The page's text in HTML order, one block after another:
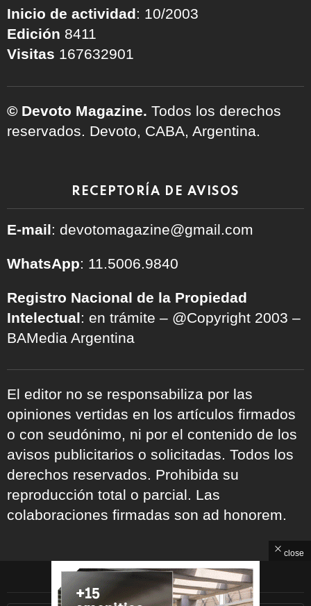
Inicio de actividad: 10/2003
Edición 8411
Visitas 167632901
© Devoto Magazine. Todos los derechos
reservados. Devoto, CABA, Argentina.
RECEPTORÍA DE AVISOS
E-mail: devotomagazine@gmail.com
WhatsApp: 11.5006.9840
Registro Nacional de la Propiedad
Intelectual: en trámite – @Copyright 2003 –
BAMedia Argentina
El editor no se responsabiliza por las
opiniones vertidas en los artículos firmados
o con seudónimo, ni por el contenido de los
avisos publicitarios o solicitadas. Todos los
derechos reservados. Prohibida su
reproducción total o parcial. Las
colaboraciones firmadas son ad honorem.
ARCHIVOS
close